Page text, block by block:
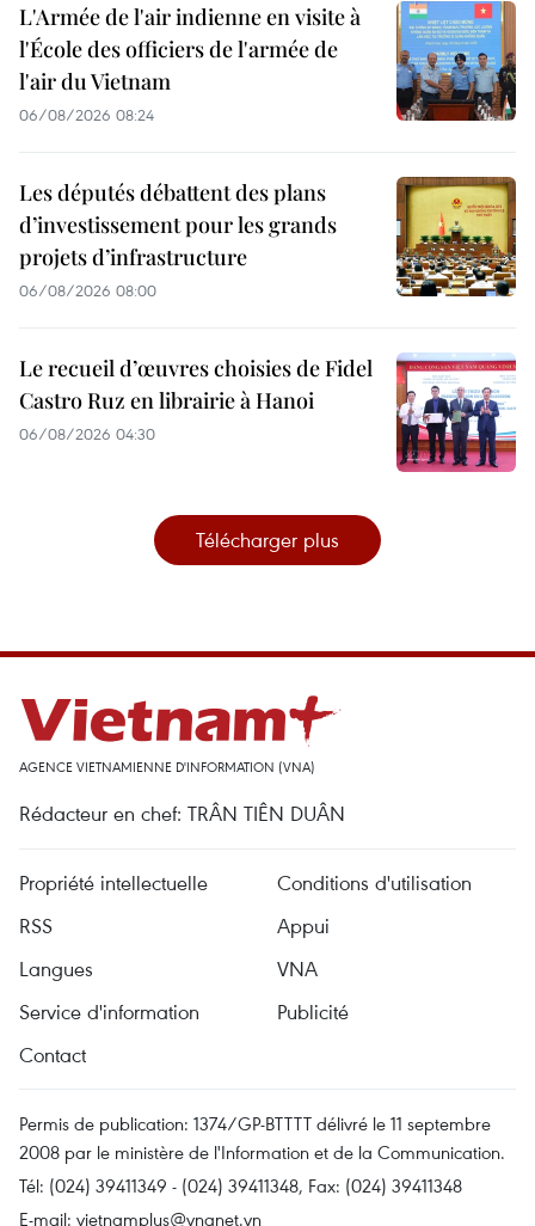
L'Armée de l'air indienne en visite à
l'École des officiers de l'armée de
l'air du Vietnam
06/08/2026 08:24
Les députés débattent des plans
d’investissement pour les grands
projets d’infrastructure
06/08/2026 08:00
Le recueil d’œuvres choisies de Fidel
Castro Ruz en librairie à Hanoi
06/08/2026 04:30
Télécharger plus
AGENCE VIETNAMIENNE D'INFORMATION (VNA)
Rédacteur en chef: TRÂN TIÊN DUÂN
Propriété intellectuelle
Conditions d'utilisation
RSS
Appui
Langues
VNA
Service d'information
Publicité
Contact
Permis de publication: 1374/GP-BTTTT délivré le 11 septembre
2008 par le ministère de l'Information et de la Communication.
Tél: (024) 39411349 - (024) 39411348, Fax: (024) 39411348
E-mail: vietnamplus@vnanet.vn